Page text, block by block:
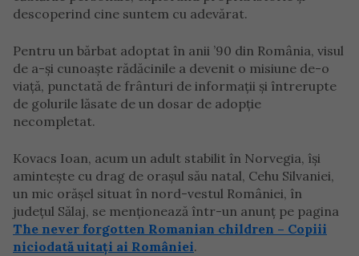
descoperind cine suntem cu adevărat.
Pentru un bărbat adoptat în anii ’90 din România, visul
de a-și cunoaște rădăcinile a devenit o misiune de-o
viață, punctată de frânturi de informații și întrerupte
de golurile lăsate de un dosar de adopție
necompletat.
Kovacs Ioan, acum un adult stabilit în Norvegia, își
amintește cu drag de orașul său natal, Cehu Silvaniei,
un mic orășel situat în nord-vestul României, în
județul Sălaj, se menționează într-un anunț pe pagina
The never forgotten Romanian children – Copiii
niciodată uitați ai României.